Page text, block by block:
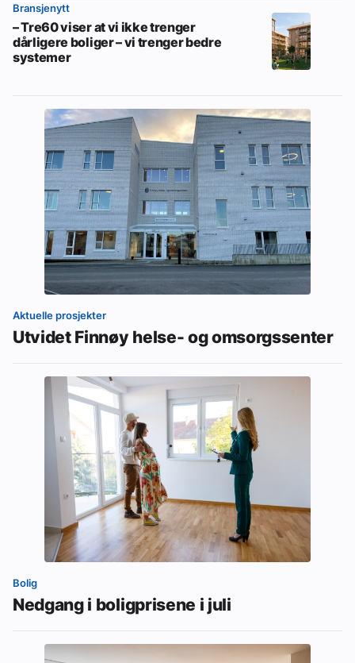
Bransjenytt
– Tre60 viser at vi ikke trenger
dårligere boliger – vi trenger bedre
systemer
Aktuelle prosjekter
Utvidet Finnøy helse- og omsorgssenter
Bolig
Nedgang i boligprisene i juli